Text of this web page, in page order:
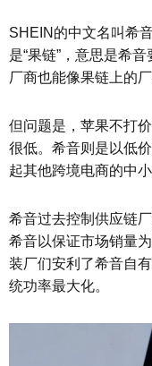
SHEIN的中文名叫希
是“果链”，意思是希
厂商也能像果链上的
但问题是，苹果不打
很低。希音则是以低
起其他跨境电商的中
希音过去控制供应链
希音以保证市场销量
装厂们安利了希音自
统功率最大化。